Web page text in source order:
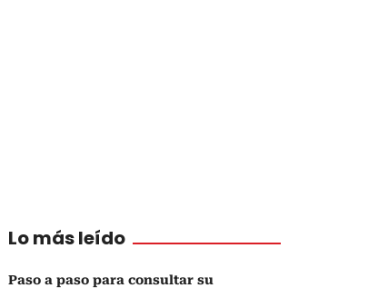
Lo más leído
Paso a paso para consultar su